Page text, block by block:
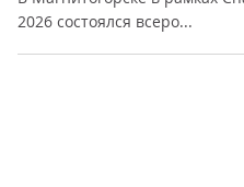
2026 состоялся всеро...